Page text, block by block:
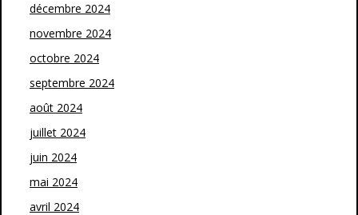
décembre 2024
novembre 2024
octobre 2024
septembre 2024
août 2024
juillet 2024
juin 2024
mai 2024
avril 2024